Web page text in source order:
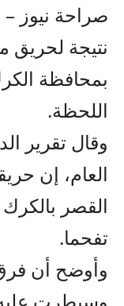
صراحة نيوز –
نتيجة لحريق
بمحافظة
اللحظة.
وقال تقرير
العام، إن
القصر
تفحما.
وأوضح أن
وسيطرت